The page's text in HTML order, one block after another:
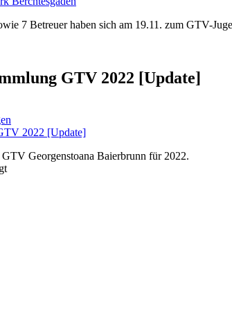
7 Betreuer haben sich am 19.11. zum GTV-
GTV 2022 [Update]
GTV Georgenstoana Baierbrunn für 2022.